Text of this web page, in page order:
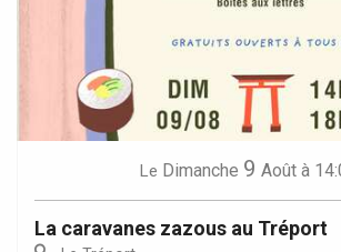
Le Dimanche 9 Août à
La caravanes zazous au Tréport